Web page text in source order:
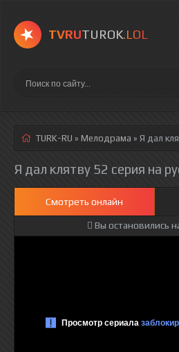
TVRUTUROK.LOL
TURK-RU » Мелодрама » Я дал
Я дал клятву 52 серия на
Смотреть онлайн
Вы остановились